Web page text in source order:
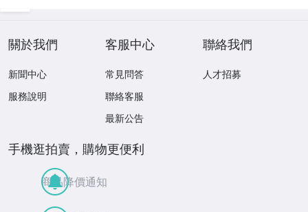
關於我們
新聞中心
服務說明
客服中心
常見問答
聯絡客服
最新公告
聯絡我們
人才招募
手機逛拍賣，購物更便利
商品降價通知